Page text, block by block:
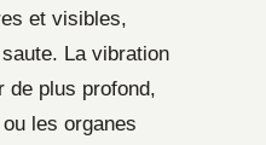
et visibles,
La vibration
de plus profond,
les organes